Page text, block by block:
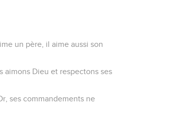
un père, il aime aussi son
aimons Dieu et respectons ses
ses commandements ne